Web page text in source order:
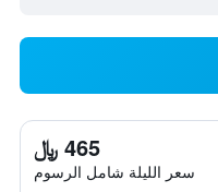
465 ﷼
سعر الليلة شامل الرسوم